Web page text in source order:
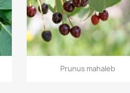
Vista rápida
Prunus mahaleb